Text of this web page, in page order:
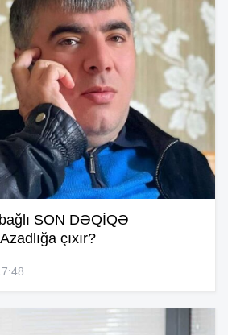
SON DƏQİQƏ
çıxır?